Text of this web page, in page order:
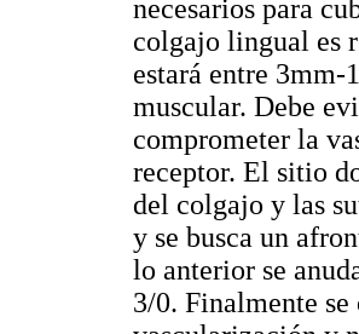
necesarios para
colgajo lingual es
estará entre
muscular. Debe
comprometer la
receptor. El sitio
del colgajo y las
y se busca un
lo anterior se
3/0. Finalmente